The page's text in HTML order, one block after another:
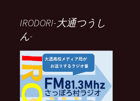
IRODORI-大通つうし
ん-